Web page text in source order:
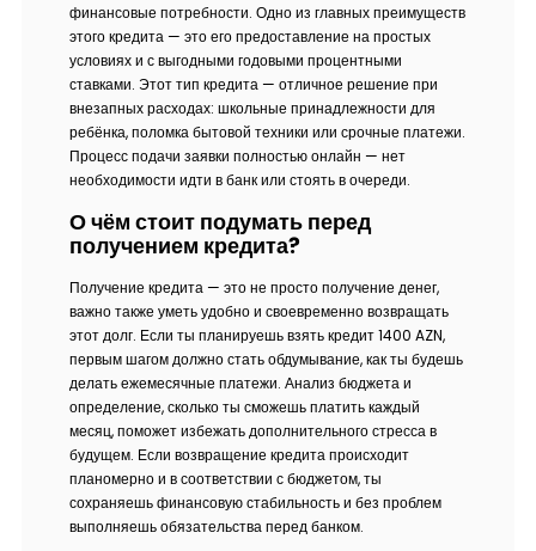
финансовые потребности. Одно из главных преимуществ
этого кредита — это его предоставление на простых
условиях и с выгодными годовыми процентными
ставками. Этот тип кредита — отличное решение при
внезапных расходах: школьные принадлежности для
ребёнка, поломка бытовой техники или срочные платежи.
Процесс подачи заявки полностью онлайн — нет
необходимости идти в банк или стоять в очереди.
О чём стоит подумать перед
получением кредита?
Получение кредита — это не просто получение денег,
важно также уметь удобно и своевременно возвращать
этот долг. Если ты планируешь взять кредит 1400 AZN,
первым шагом должно стать обдумывание, как ты будешь
делать ежемесячные платежи. Анализ бюджета и
определение, сколько ты сможешь платить каждый
месяц, поможет избежать дополнительного стресса в
будущем. Если возвращение кредита происходит
планомерно и в соответствии с бюджетом, ты
сохраняешь финансовую стабильность и без проблем
выполняешь обязательства перед банком.